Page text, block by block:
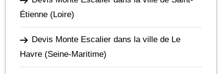
Étienne (Loire)
Devis Monte Escalier dans la ville de Le
Havre (Seine-Maritime)